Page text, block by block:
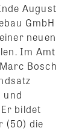
August
GmbH
neuen
Im Amt
Bosch
und
bildet
(50) die